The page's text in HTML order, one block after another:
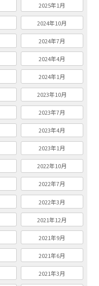
2025年1月
2024年10月
2024年7月
2024年4月
2024年1月
2023年10月
2023年7月
2023年4月
2023年1月
2022年10月
2022年7月
2022年3月
2021年12月
2021年9月
2021年6月
2021年3月